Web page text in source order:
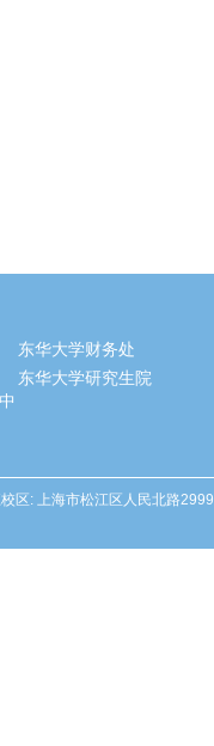
东华大学财务处
东华大学研究生院
区: 上海市松江区人民北路